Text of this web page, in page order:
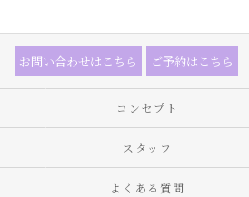
お問い合わせはこちら ご予約はこちら
コンセプト
スタッフ
よくある質問